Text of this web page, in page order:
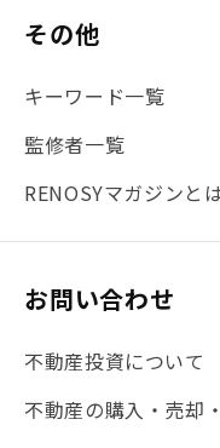
#不動産投資体験レポ
#地震対策
#セミナー
#法人化
#クラウド
#まとめ #融資 #目
#JR湘南新宿ライン
#20代 #都営浅草線
その他
キーワード一覧
監修者一覧
RENOSYマガジンと
お問い合わせ
不動産投資について
不動産の購入・売却